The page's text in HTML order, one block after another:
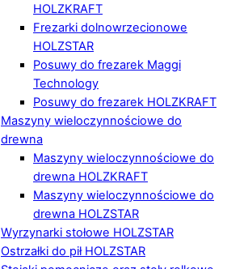
HOLZKRAFT
Frezarki dolnowrzecionowe
HOLZSTAR
Posuwy do frezarek Maggi
Technology
Posuwy do frezarek HOLZKRAFT
Maszyny wieloczynnościowe do
drewna
Maszyny wieloczynnościowe do
drewna HOLZKRAFT
Maszyny wieloczynnościowe do
drewna HOLZSTAR
Wyrzynarki stołowe HOLZSTAR
Ostrzałki do pił HOLZSTAR